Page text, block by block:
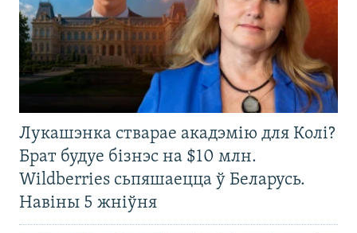
Лукашэнка стварае акадэмію для Колі?
Брат будуе бізнэс на $10 млн.
Wildberries сьпяшаецца ў Беларусь.
Навіны 5 жніўня